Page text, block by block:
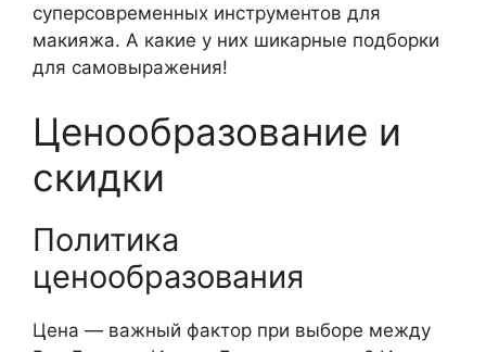
суперсовременных инструментов для
макияжа. А какие у них шикарные подборки
для самовыражения!
Ценообразование и
скидки
Политика
ценообразования
Цена — важный фактор при выборе между